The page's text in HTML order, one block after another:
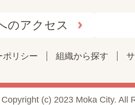
のアクセス
ポリシー 組織から探す
Copyright (c) 2023 Moka City. All